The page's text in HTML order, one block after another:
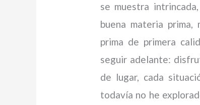
se muestra
buena materia
prima de primera
seguir adelante:
de lugar, cada
todavía no he